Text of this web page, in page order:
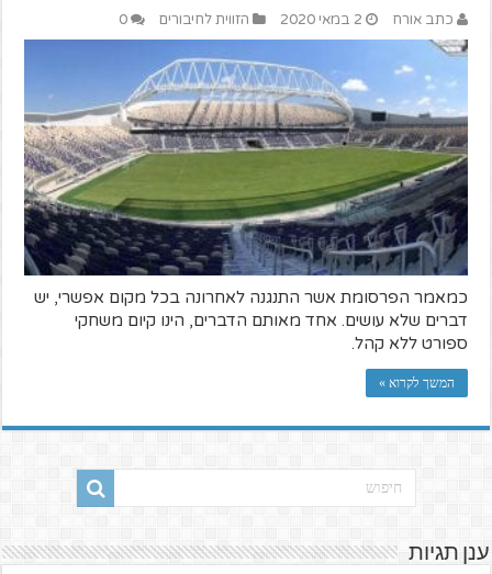
כתב אורח 2 במאי 2020 הזווית לחיבורים 0
כמאמר הפרסומת אשר התנגנה לאחרונה בכל מקום אפשרי, יש
דברים שלא עושים. אחד מאותם הדברים, הינו קיום משחקי
ספורט ללא קהל.
המשך לקרוא »
ענן תגיות